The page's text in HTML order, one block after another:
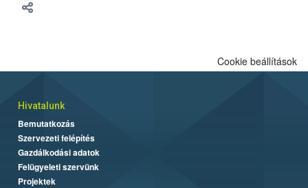
Cookie beállítások
Hivatalunk
Bemutatkozás
Szervezeti felépítés
Gazdálkodási adatok
Felügyeleti szervünk
Projektek